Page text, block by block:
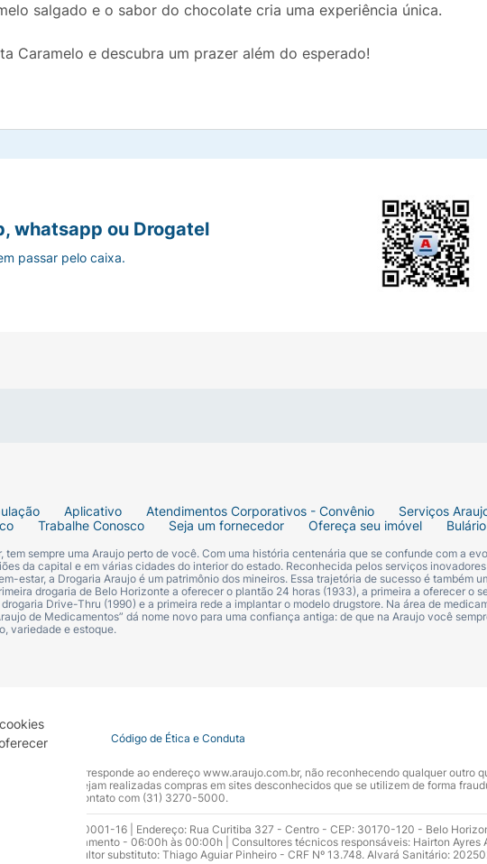
salgado e o sabor do chocolate cria uma experiência única.​
Caramelo e descubra um prazer além do esperado!​
Aplicativo Atendimentos Corporativos - Convênio Serviços
Trabalhe Conosco Seja um fornecedor Ofereça seu imóvel Bulário
tem sempre uma Araujo perto de você. Com uma história centenária que se confunde com a
da capital e em várias cidades do interior do estado. Reconhecida pelos serviços
estar, a Drogaria Araujo é um patrimônio dos mineiros. Essa trajetória de sucesso é também
drogaria de Belo Horizonte a oferecer o plantão 24 horas (1933), a primeira a oferecer o
Drive-Thru (1990) e a primeira rede a implantar o modelo drugstore. Na área de
de Medicamentos” dá nome novo para uma confiança antiga: de que na Araujo você
variedade e estoque.
whatsapp ou Drogatel
passar pelo caixa.
Covid-19 Código de Ética e Conduta
site oficial corresponde ao endereço www.araujo.com.br, não reconhecendo qualquer outro
que não sejam realizadas compras em sites desconhecidos que se utilizem de forma
entrar em contato com (31) 3270-5000.
17.256.512.0001-16 | Endereço: Rua Curitiba 327 - Centro - CEP: 30170-120 - Belo
de funcionamento - 06:00h às 00:00h | Consultores técnicos responsáveis: Hairton Ayres
52.584 - Consultor substituto: Thiago Aguiar Pinheiro - CRF Nº 13.748. Alvará Sanitário: